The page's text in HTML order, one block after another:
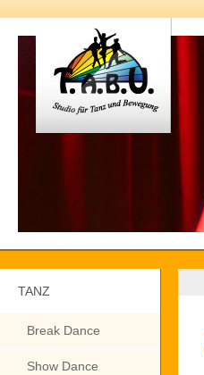
TANZ
Break Dance
Show Dance